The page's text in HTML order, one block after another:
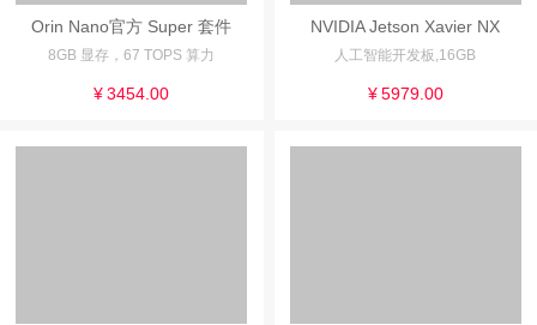
Orin Nano官方 Super 套件
8GB 显存，67 TOPS 算力
¥ 3454.00
NVIDIA Jetson Xavier NX
人工智能开发板,16GB
¥ 5979.00